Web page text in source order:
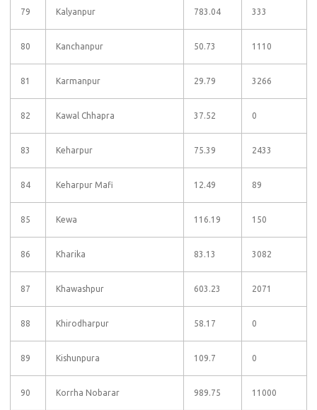
79 Kalyanpur 783.04 333
80 Kanchanpur 50.73 1110
81 Karmanpur 29.79 3266
82 Kawal Chhapra 37.52 0
83 Keharpur 75.39 2433
84 Keharpur Mafi 12.49 89
85 Kewa 116.19 150
86 Kharika 83.13 3082
87 Khawashpur 603.23 2071
88 Khirodharpur 58.17 0
89 Kishunpura 109.7 0
90 Korrha Nobarar 989.75 11000